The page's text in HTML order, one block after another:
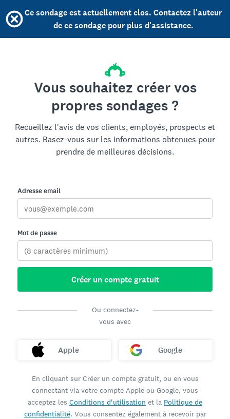
Ce sondage est actuellement clos. Contactez l'auteur
de ce sondage pour plus d'assistance.
Vous souhaitez créer vos
propres sondages ?
Recueillez l'avis de vos clients, employés, prospects et
autres. Basez-vous sur les informations obtenues pour
prendre de meilleures décisions.
Adresse email
Mot de passe
Créer un compte gratuit
Ou connectez-
vous avec
Apple Google
En cliquant sur Créer un compte gratuit, ou en vous
connectant via votre compte Apple ou Google, vous
acceptez les Conditions d'utilisation et la Politique de
confidentialité. Vous consentez également à recevoir par